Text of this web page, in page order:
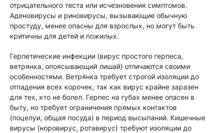
отрицательного теста или исчезновения симптомов.
Аденовирусы и риновирусы, вызывающие обычную
простуду, менее опасны для взрослых, но могут быть
критичны для детей и пожилых.
Герпетические инфекции (вирус простого герпеса,
ветрянка, опоясывающий лишай) отличаются своими
особенностями. Ветрянка требует строгой изоляции до
отпадения всех корочек, так как вирус крайне заразен
для тех, кто не болел. Герпес на губах менее опасен в
быту, но требует ограничения прямых контактов
(поцелуи, общая посуда) в период высыпаний. Кишечные
вирусы (норовирус, ротавирус) требуют изоляции до